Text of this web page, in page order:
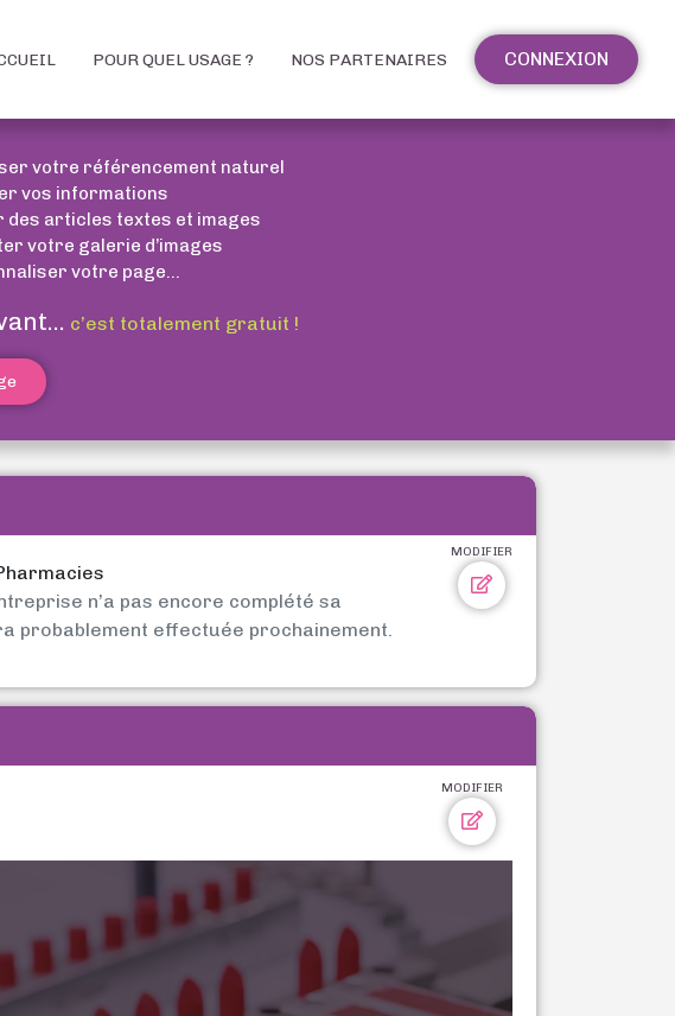
POUR QUEL USAGE ? NOS PARTENAIRES CONNEXION
votre référencement naturel
vos informations
des articles textes et images
votre galerie d’images
votre page...
c’est totalement gratuit !
MODIFIER
n’a pas encore complété sa
probablement effectuée prochainement.
MODIFIER